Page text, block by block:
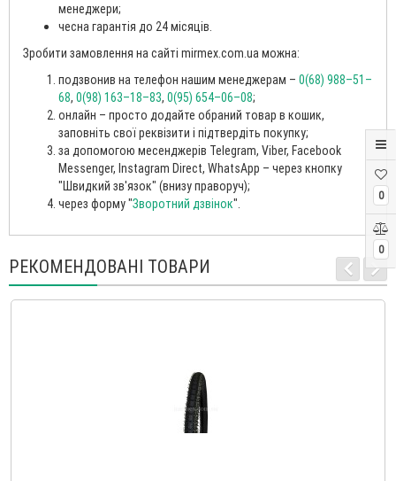
0
0
менеджери;
чесна гарантія до 24 місяців.
Зробити замовлення на сайті mirmex.com.ua можна:
подзвонив на телефон нашим менеджерам – 0(68) 988–51–
68, 0(98) 163–18–83, 0(95) 654–06–08;
онлайн – просто додайте обраний товар в кошик,
заповніть свої реквізити і підтвердіть покупку;
за допомогою месенджерів Telegram, Viber, Facebook
Messenger, Instagram Direct, WhatsApp – через кнопку
"Швидкий зв'язок" (внизу праворуч);
через форму "Зворотний дзвінок".
РЕКОМЕНДОВАНІ ТОВАРИ